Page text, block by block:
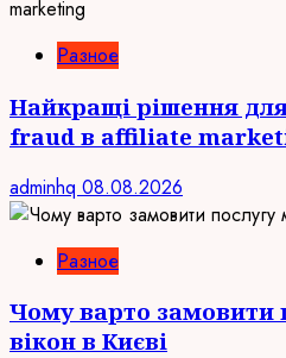
Разное
Найкращі рішення
fraud в affiliate
adminhq 08.08.2026
Разное
Чому варто замовити
вікон в Києві